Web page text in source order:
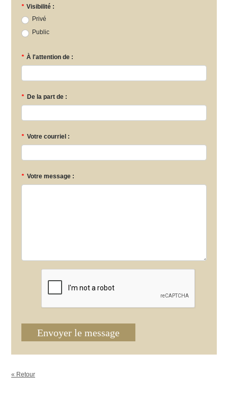
* Visibilité :
Privé
Public
* À l'attention de :
* De la part de :
* Votre courriel :
* Votre message :
Envoyer le message
« Retour